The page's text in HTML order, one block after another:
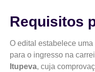
Requisitos
O edital estabelece
para o ingresso na
Itupeva, cuja